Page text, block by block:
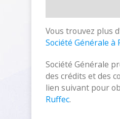
Vous trouvez plus
Société Générale à
Société Générale
des crédits et des
lien suivant pour
Ruffec.